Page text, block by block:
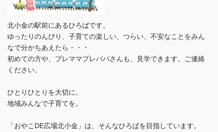
北小金の駅前にあるひろばです。
ゆったりのんびり、子育ての楽しい、つらい、不安なことをみん
なで分かちあえたら・・・
初めての方や、プレママプレパパさんも、見学できます。ご連絡
ください。
ひとりひとりを大切に。
地域みんなで子育てを。
「おやこDE広場北小金」は、そんなひろばを目指しています。